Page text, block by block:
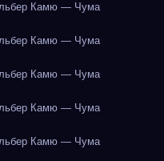
Камю — Чума
Камю — Чума
Камю — Чума
Камю — Чума
Камю — Чума